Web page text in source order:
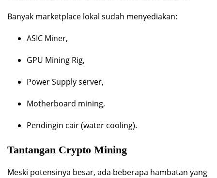
Banyak marketplace lokal sudah menyediakan:
ASIC Miner,
GPU Mining Rig,
Power Supply server,
Motherboard mining,
Pendingin cair (water cooling).
Tantangan Crypto Mining
Meski potensinya besar, ada beberapa hambatan yang